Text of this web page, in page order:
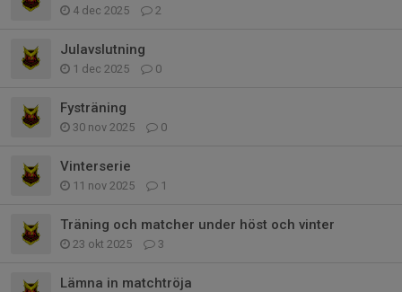
4 dec 2025 2
Julavslutning
1 dec 2025 0
Fysträning
30 nov 2025 0
Vinterserie
11 nov 2025 1
Träning och matcher under höst och vinter
23 okt 2025 3
Lämna in matchtröja